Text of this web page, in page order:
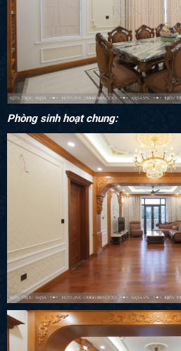
Phòng sinh hoạt chung: